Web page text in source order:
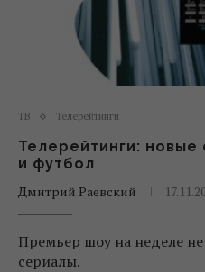
ТВ Телерейтинги
Телерейтинги:
и футбол
Дмитрий Раевский
Премьер шоу на неделе
сериалы.